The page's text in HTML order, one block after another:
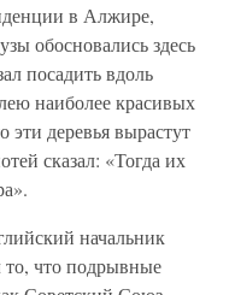
в Алжире,
обосновались здесь
посадить вдоль
наиболее красивых
эти деревья вырастут
сказал: «Тогда их
начальник
то, что подрывные